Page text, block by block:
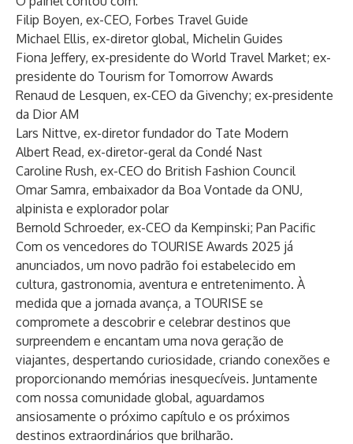
Filip Boyen, ex-CEO, Forbes Travel Guide
Michael Ellis, ex-diretor global, Michelin Guides
Fiona Jeffery, ex-presidente do World Travel Market; ex-
presidente do Tourism for Tomorrow Awards
Renaud de Lesquen, ex-CEO da Givenchy; ex-presidente
da Dior AM
Lars Nittve, ex-diretor fundador do Tate Modern
Albert Read, ex-diretor-geral da Condé Nast
Caroline Rush, ex-CEO do British Fashion Council
Omar Samra, embaixador da Boa Vontade da ONU,
alpinista e explorador polar
Bernold Schroeder, ex-CEO da Kempinski; Pan Pacific
Com os vencedores do TOURISE Awards 2025 já
anunciados, um novo padrão foi estabelecido em
cultura, gastronomia, aventura e entretenimento. À
medida que a jornada avança, a TOURISE se
compromete a descobrir e celebrar destinos que
surpreendem e encantam uma nova geração de
viajantes, despertando curiosidade, criando conexões e
proporcionando memórias inesquecíveis. Juntamente
com nossa comunidade global, aguardamos
ansiosamente o próximo capítulo e os próximos
destinos extraordinários que brilharão.